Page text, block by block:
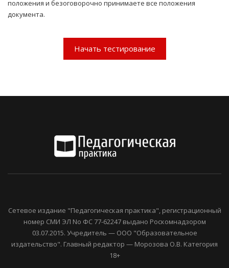
положения и безоговорочно принимаете все положения
документа.
Начать тестирование
Сетевое издание "Педагогическая практика", регистрационный
номер СМИ ЭЛ No ФС 77-62247 выдано Роскомнадзором
03.07.2015. Учредитель — ООО "Образовательное
издательство". Главный редактор — Морозова О.В. Категория
18+